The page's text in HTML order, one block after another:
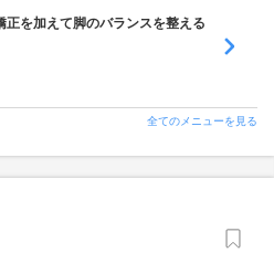
を加えて脚のバランスを整える
全てのメニューを見る